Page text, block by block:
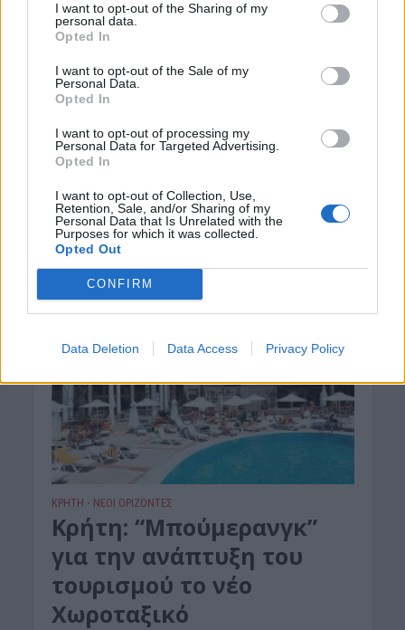
I want to opt-out of the Sharing of my
personal data.
Opted In
I want to opt-out of the Sale of my
Personal Data.
Opted In
I want to opt-out of processing my
Personal Data for Targeted Advertising.
Opted In
I want to opt-out of Collection, Use,
Retention, Sale, and/or Sharing of my
Personal Data that Is Unrelated with the
Purposes for which it was collected.
Opted Out
CONFIRM
Data Deletion Data Access Privacy Policy
Πόθεν Έσχες για το 2025
Περιφερειάρχη και των
δημάρχων του Νομού
11 Μαΐου 2026
Oι δηλώσεις ΠΟΘΕΝ ΕΣΧΕΣ του Περιφερειάρχη
Κρήτης, Σταύρου Αρναουτάκη, καθώς και των
δημάρχων των Χανίων: Περιφερειάρχης Σταύρος
Αρναουτάκης – εδώ Παναγιώτης...
ΚΡΗΤΗ • ΝΕΟΙ ΟΡΙΖΟΝΤΕΣ
Κρήτη: “Μπούμερανγκ”
για την ανάπτυξη του
τουρισμού το νέο
Χωροταξικό